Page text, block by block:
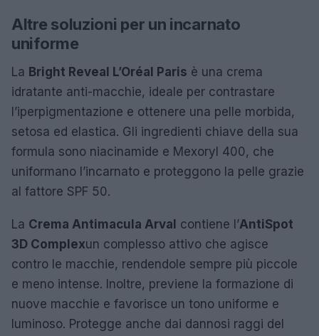
Altre soluzioni per un incarnato
uniforme
La Bright Reveal L’Oréal Paris è una crema
idratante anti-macchie, ideale per contrastare
l’iperpigmentazione e ottenere una pelle morbida,
setosa ed elastica. Gli ingredienti chiave della sua
formula sono niacinamide e Mexoryl 400, che
uniformano l’incarnato e proteggono la pelle grazie
al fattore SPF 50.
La Crema Antimacula Arval contiene l’AntiSpot
3D Complexun complesso attivo che agisce
contro le macchie, rendendole sempre più piccole
e meno intense. Inoltre, previene la formazione di
nuove macchie e favorisce un tono uniforme e
luminoso. Protegge anche dai dannosi raggi del